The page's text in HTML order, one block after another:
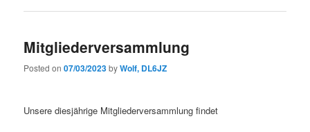
Mitgliederversammlung
Posted on07/03/2023byWolf, DL6JZ
Unsere diesjährige Mitgliederversammlung findet